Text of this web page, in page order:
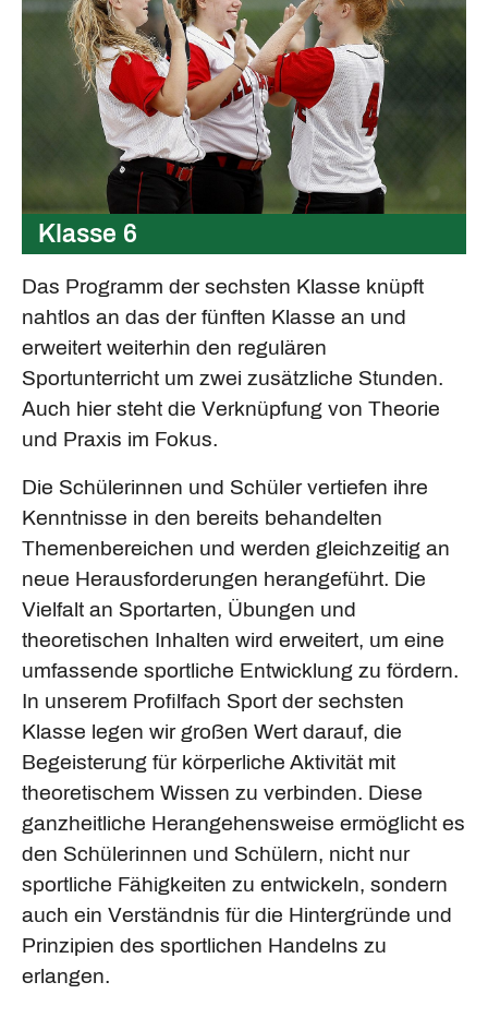
Klasse 6
Das Programm der sechsten Klasse knüpft
nahtlos an das der fünften Klasse an und
erweitert weiterhin den regulären
Sportunterricht um zwei zusätzliche Stunden.
Auch hier steht die Verknüpfung von Theorie
und Praxis im Fokus.
Die Schülerinnen und Schüler vertiefen ihre
Kenntnisse in den bereits behandelten
Themenbereichen und werden gleichzeitig an
neue Herausforderungen herangeführt. Die
Vielfalt an Sportarten, Übungen und
theoretischen Inhalten wird erweitert, um eine
umfassende sportliche Entwicklung zu fördern.
In unserem Profilfach Sport der sechsten
Klasse legen wir großen Wert darauf, die
Begeisterung für körperliche Aktivität mit
theoretischem Wissen zu verbinden. Diese
ganzheitliche Herangehensweise ermöglicht es
den Schülerinnen und Schülern, nicht nur
sportliche Fähigkeiten zu entwickeln, sondern
auch ein Verständnis für die Hintergründe und
Prinzipien des sportlichen Handelns zu
erlangen.